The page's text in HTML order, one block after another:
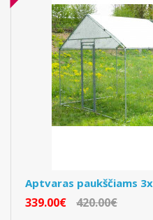
Aptvaras paukščiams
339.00€ 420.00€